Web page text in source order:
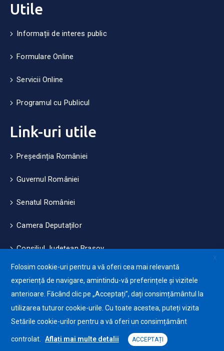
Utile
Informații de interes public
Formulare Online
Servicii Online
Programul cu Publicul
Link-uri utile
Președinția României
Guvernul României
Senatul României
Camera Deputaților
Consiliul Județean Brașov
Măsuri de mediu și climă
Protecția datelor cu caracter personale (GDPR)
Politica de utilizare a Cookie-urilor
X
Folosim cookie-uri pentru a vă oferi cea mai relevantă
experiență de navigare, amintindu-vă preferințele și vizitele
anterioare. Făcând clic pe „Acceptați”, dați consimțământul la
utilizarea tuturor cookie-urile. Cu toate acestea, puteți vizita
Setările cookie-urilor pentru a vă oferi un consimțământ
controlat. Aflați mai multe detalii ACCEPTAȚI